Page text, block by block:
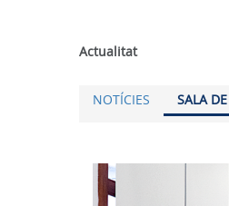
Actualitat
NOTÍCIES SALA